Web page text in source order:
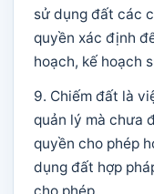
sử dụng đất các
quyền xác định
hoạch, kế hoạch
9. Chiếm đất là
quản lý mà chưa
quyền cho phép
dụng đất hợp